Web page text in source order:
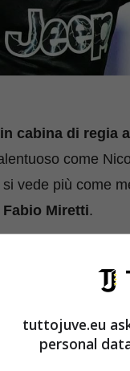
cabina di regia
come
vede più come
Miretti.
dei calciatori
tra non
Rabiot per
il nome
tuttojuve.eu
personal